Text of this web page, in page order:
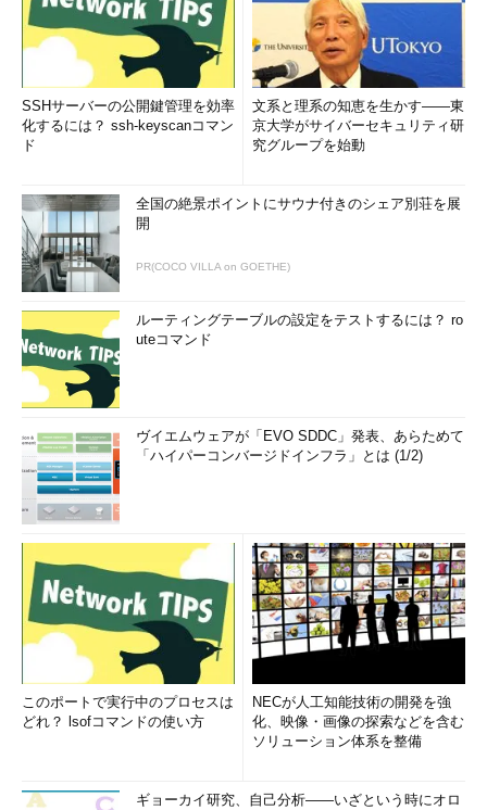
SSHサーバーの公開鍵管理を効率
化するには？ ssh-keyscanコマン
ド
文系と理系の知恵を生かす――東
京大学がサイバーセキュリティ研
究グループを始動
全国の絶景ポイントにサウナ付きのシェア別荘を展
開
PR(COCO VILLA on GOETHE)
ルーティングテーブルの設定をテストするには？ ro
uteコマンド
ヴイエムウェアが「EVO SDDC」発表、あらためて
「ハイパーコンバージドインフラ」とは (1/2)
このポートで実行中のプロセスは
どれ？ lsofコマンドの使い方
NECが人工知能技術の開発を強
化、映像・画像の探索などを含む
ソリューション体系を整備
ギョーカイ研究、自己分析――いざという時にオロ